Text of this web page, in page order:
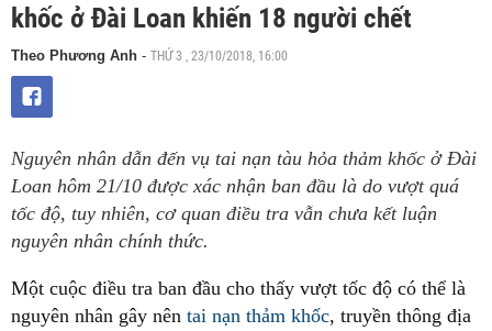
khốc ở Đài Loan khiến 18 người chết
Theo Phương Anh - THỨ 3 , 23/10/2018, 16:00
Nguyên nhân dẫn đến vụ tai nạn tàu hỏa thảm khốc ở Đài
Loan hôm 21/10 được xác nhận ban đầu là do vượt quá
tốc độ, tuy nhiên, cơ quan điều tra vẫn chưa kết luận
nguyên nhân chính thức.
Một cuộc điều tra ban đầu cho thấy vượt tốc độ có thể là
nguyên nhân gây nên tai nạn thảm khốc, truyền thông địa